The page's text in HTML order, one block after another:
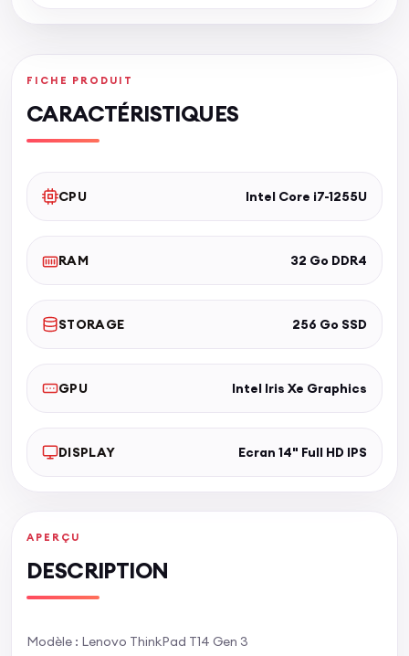
APERÇU
DESCRIPTION
Modèle : Lenovo ThinkPad T14 Gen 3
FICHE PRODUIT
CARACTÉRISTIQUES
CPU Intel Core i7-1255U
RAM 32 Go DDR4
STORAGE 256 Go SSD
GPU Intel Iris Xe Graphics
DISPLAY Ecran 14" Full HD IPS